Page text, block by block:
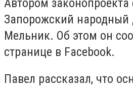
Запорожский народный
Мельник. Об этом он
странице в Facebook.
Павел рассказал, что